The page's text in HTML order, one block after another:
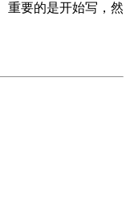
重要的是开始写，然